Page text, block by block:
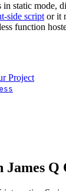
in static mode,
side script or it
function
Project
James Q